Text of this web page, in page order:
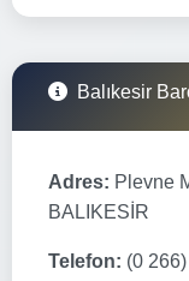
Balıkesir
Adres: Plevne
BALIKESİR
Telefon: (0